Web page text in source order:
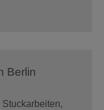
Berlin